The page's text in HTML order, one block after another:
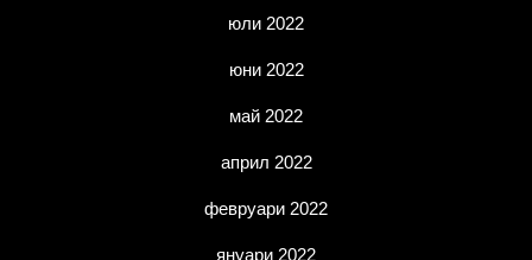
юли 2022
юни 2022
май 2022
април 2022
февруари 2022
януари 2022